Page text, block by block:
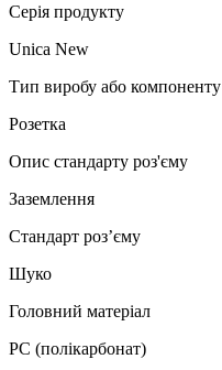
Серія продукту
Unica New
Тип виробу або компоненту
Розетка
Опис стандарту роз'єму
Заземлення
Стандарт роз’єму
Шуко
Головний матеріал
PC (полікарбонат)